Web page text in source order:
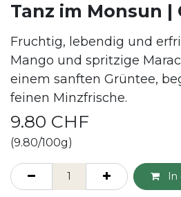
Tanz im Monsun |
Fruchtig, lebendig und
Mango und spritzige
einem sanften Grüntee,
feinen Minzfrische.
9.80 CHF
(9.80/100g)
In